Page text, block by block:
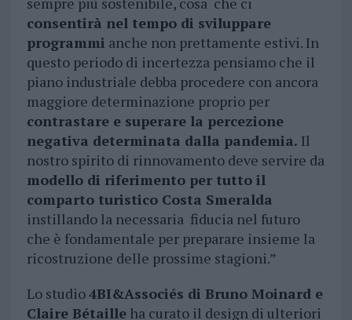
consentirà nel tempo di sviluppare
programmi anche non prettamente estivi. In
questo periodo di incertezza pensiamo che il
piano industriale debba procedere con ancora
maggiore determinazione proprio per
contrastare e superare la percezione
negativa determinata dalla pandemia. Il
nostro spirito di rinnovamento deve servire da
modello di riferimento per tutto il
comparto turistico Costa Smeralda
instillando la necessaria fiducia nel futuro
che è fondamentale per preparare insieme la
ricostruzione delle prossime stagioni.”
Lo studio4BI&Associés di Bruno Moinard e
Claire Bétailleha curato il design di ulteriori